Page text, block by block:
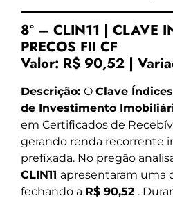
8º – CLIN11 | CLAVE
PRECOS FII CF
Valor: R$ 90,52 |
Descrição: O Clave
de Investimento
em Certificados de
gerando renda recorrente
prefixada. No pregão
CLIN11 apresentaram uma
fechando a R$ 90,52 .